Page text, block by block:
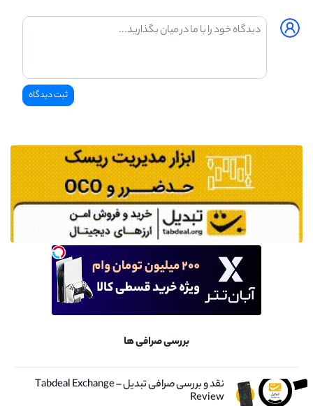
بررسی صرافی ها
نقد و بررسی صرافی تبدیل – Tabdeal Exchange
Review